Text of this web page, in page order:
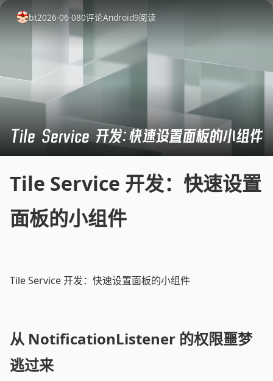
bt2026-06-080评论Android9阅读
Tile Service 开发：快速设置面板的小组件
Tile Service 开发：快速设置
面板的小组件
Tile Service 开发：快速设置面板的小组件
从 NotificationListener 的权限噩梦
逃过来